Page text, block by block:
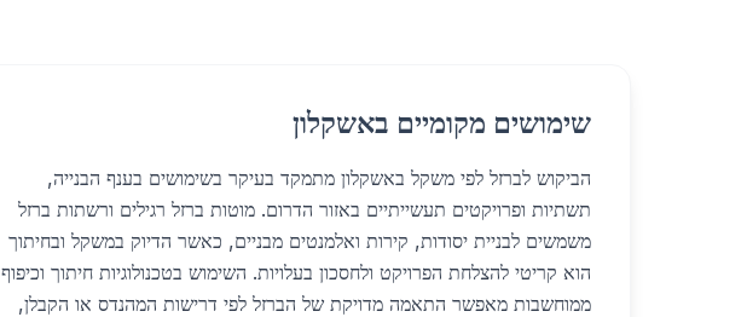
שימושים מקומיים באשקלון
הביקוש לברזל לפי משקל באשקלון מתמקד בעיקר בשימושים בענף הבנייה,
תשתיות ופרויקטים תעשייתיים באזור הדרום. מוטות ברזל רגילים ורשתות ברזל
משמשים לבניית יסודות, קירות ואלמנטים מבניים, כאשר הדיוק במשקל ובחיתוך
הוא קריטי להצלחת הפרויקט ולחסכון בעלויות. השימוש בטכנולוגיות חיתוך וכיפוף
ממוחשבות מאפשר התאמה מדויקת של הברזל לפי דרישות המהנדס או הקבלן,